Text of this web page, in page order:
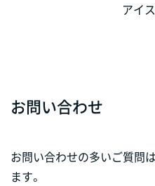
アイ
お問い合わせ
お問い合わせの多いご質問
ます。